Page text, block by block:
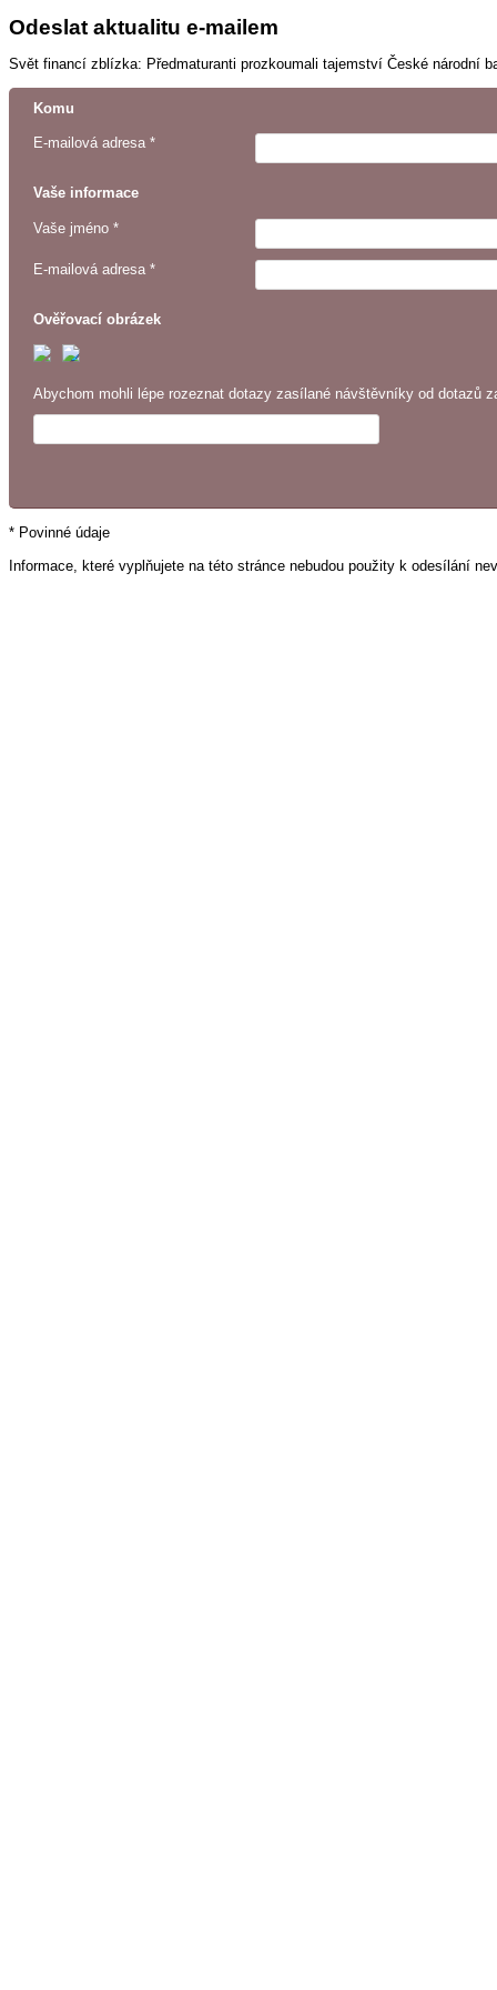
Odeslat aktualitu e-mailem
Svět financí zblízka: Předmaturanti prozkoumali tajemství České národní
Komu
E-mailová adresa *
Vaše informace
Vaše jméno *
E-mailová adresa *
Ověřovací obrázek
Abychom mohli lépe rozeznat dotazy zasílané návštěvníky od dotazů
* Povinné údaje
Informace, které vyplňujete na této stránce nebudou použity k odesílání